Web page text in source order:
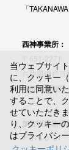
当ウェブサイ
に、クッキー
利用に同意い
することで、
せていただき
り、クッキー
はプライバシ
「
西神事業所：
〒651-2271
兵庫県神戸市
（神戸製鋼
加古川技術研
〒675-0131